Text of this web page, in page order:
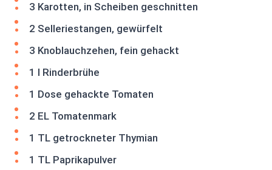
3 Karotten, in Scheiben geschnitten
2 Selleriestangen, gewürfelt
3 Knoblauchzehen, fein gehackt
1 l Rinderbrühe
1 Dose gehackte Tomaten
2 EL Tomatenmark
1 TL getrockneter Thymian
1 TL Paprikapulver